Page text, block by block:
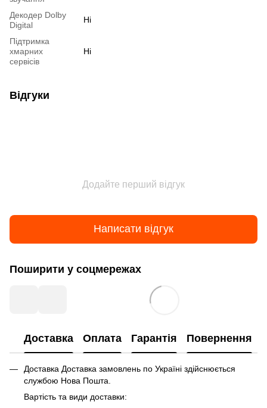
Декодер Dolby
Digital
Ні
Підтримка
хмарних
сервісів
Ні
Відгуки
Додайте перший відгук
Написати відгук
Поширити у соцмережах
Доставка Оплата Гарантія Повернення
Доставка Доставка замовлень по Україні здійснюється
службою Нова Пошта.
Вартість та види доставки: